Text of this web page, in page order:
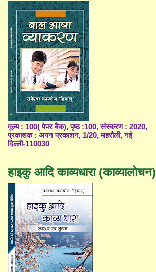
मूल्य : 100( पेपर बैक), पृष्ठ :100, संस्करण : 2020,
प्रकाशक : अयन प्रकाशन, 1/20, महरौली, नई
दिल्ली-110030
हाइकु आदि काव्यधारा (काव्यालोचन)